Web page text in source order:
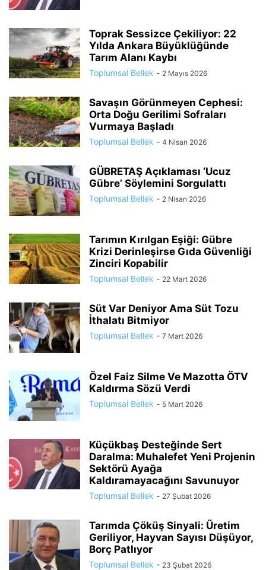
Toprak Sessizce Çekiliyor: 22
Yılda Ankara Büyüklüğünde
Tarım Alanı Kaybı
Toplumsal Bellek - 2 Mayıs 2026
Savaşın Görünmeyen Cephesi:
Orta Doğu Gerilimi Sofraları
Vurmaya Başladı
Toplumsal Bellek - 4 Nisan 2026
GÜBRETAŞ Açıklaması ‘Ucuz
Gübre’ Söylemini Sorgulattı
Toplumsal Bellek - 2 Nisan 2026
Tarımın Kırılgan Eşiği: Gübre
Krizi Derinleşirse Gıda Güvenliği
Zinciri Kopabilir
Toplumsal Bellek - 22 Mart 2026
Süt Var Deniyor Ama Süt Tozu
İthalatı Bitmiyor
Toplumsal Bellek - 7 Mart 2026
Özel Faiz Silme Ve Mazotta ÖTV
Kaldırma Sözü Verdi
Toplumsal Bellek - 5 Mart 2026
Küçükbaş Desteğinde Sert
Daralma: Muhalefet Yeni Projenin
Sektörü Ayağa
Kaldıramayacağını Savunuyor
Toplumsal Bellek - 27 Şubat 2026
Tarımda Çöküş Sinyali: Üretim
Geriliyor, Hayvan Sayısı Düşüyor,
Borç Patlıyor
Toplumsal Bellek - 23 Şubat 2026